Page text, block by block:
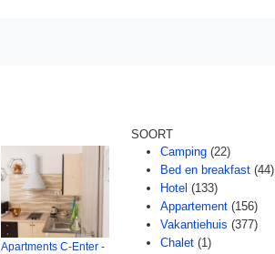
Apartments C-Enter -
SOORT
Camping (22)
Bed en breakfast (44)
Hotel (133)
Appartement (156)
Vakantiehuis (377)
Chalet (1)